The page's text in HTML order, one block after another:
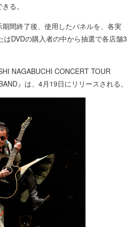
る。
間終了後、使用したパネルを、各実
DVDの購入者の中から抽選で各店舗3
NAGABUCHI CONCERT TOUR
』は、4月19日にリリースされる。